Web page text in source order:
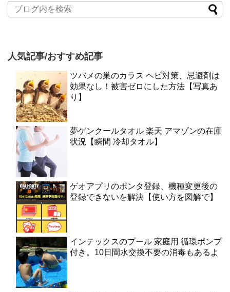
人気記事/おすすめ記事
ツバメの巣のカラス ヘビ対策、忌避剤は
効果なし！被害ゼロにした方法【写真あ
り】
夢ゲンクールタオル 楽天 アマゾンの在庫
状況【瞬間 冷却タオル】
ゲオアプリのポンタ登録、機種変更後の
登録できないを解決【使い方を図解で】
インテックスのプール 家庭用 循環ポンプ
付き。10日間水交換不要の消毒もあるよ